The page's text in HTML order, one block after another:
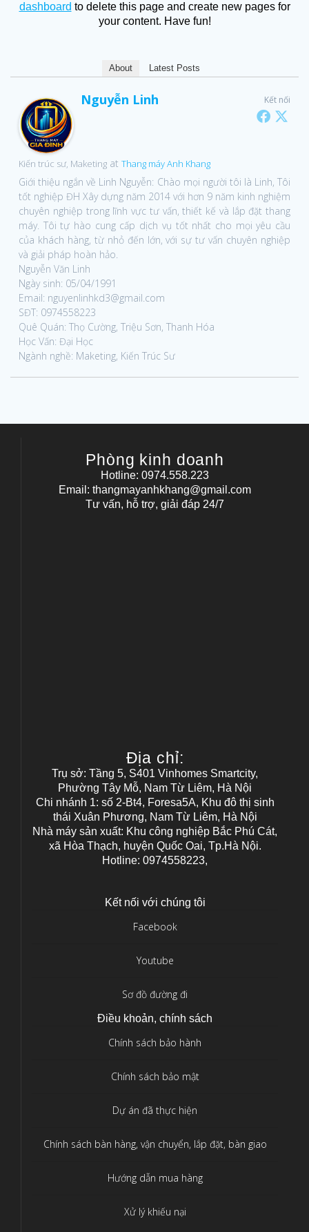
dashboard to delete this page and create new pages for
your content. Have fun!
About Latest Posts
Kết nối
Nguyễn Linh
Kiến trúc sư, Maketing at Thang máy Anh Khang
Giới thiệu ngắn về Linh Nguyễn: Chào mọi người tôi là Linh, Tôi
tốt nghiệp ĐH Xây dựng năm 2014 với hơn 9 năm kinh nghiệm
chuyên nghiệp trong lĩnh vực tư vấn, thiết kế và lắp đặt thang
máy. Tôi tự hào cung cấp dịch vụ tốt nhất cho mọi yêu cầu
của khách hàng, từ nhỏ đến lớn, với sự tư vấn chuyên nghiệp
và giải pháp hoàn hảo.
Nguyễn Văn Linh
Ngày sinh: 05/04/1991
Email: nguyenlinhkd3@gmail.com
SĐT: 0974558223
Quê Quán: Thọ Cường, Triệu Sơn, Thanh Hóa
Học Vấn: Đại Học
Ngành nghề: Maketing, Kiến Trúc Sư
Phòng kinh doanh
Hotline: 0974.558.223
Email: thangmayanhkhang@gmail.com
Tư vấn, hỗ trợ, giải đáp 24/7
Địa chỉ:
Trụ sở: Tầng 5, S401 Vinhomes Smartcity,
Phường Tây Mỗ, Nam Từ Liêm, Hà Nội
Chi nhánh 1: số 2-Bt4, Foresa5A, Khu đô thị sinh
thái Xuân Phương, Nam Từ Liêm, Hà Nội
Nhà máy sản xuất: Khu công nghiệp Bắc Phú Cát,
xã Hòa Thạch, huyện Quốc Oai, Tp.Hà Nội.
Hotline: 0974558223,
Kết nối với chúng tôi
Facebook
Youtube
Sơ đồ đường đi
Điều khoản, chính sách
Chính sách bảo hành
Chính sách bảo mật
Dự án đã thực hiện
Chính sách bàn hàng, vận chuyển, lắp đặt, bàn giao
Hướng dẫn mua hàng
Xử lý khiếu nại